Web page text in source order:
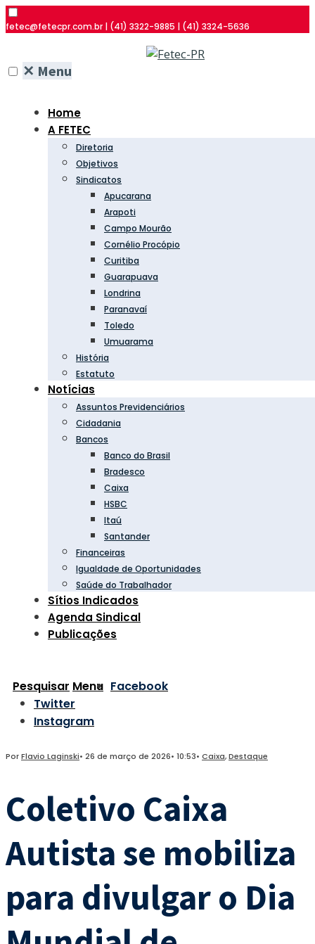
fetec@fetecpr.com.br | (41) 3322-9885 | (41) 3324-5636
✕ Menu
Home
A FETEC
Diretoria
Objetivos
Sindicatos
Apucarana
Arapoti
Campo Mourão
Cornélio Procópio
Curitiba
Guarapuava
Londrina
Paranavaí
Toledo
Umuarama
História
Estatuto
Notícias
Assuntos Previdenciários
Cidadania
Bancos
Banco do Brasil
Bradesco
Caixa
HSBC
Itaú
Santander
Financeiras
Igualdade de Oportunidades
Saúde do Trabalhador
Sítios Indicados
Agenda Sindical
Publicações
Pesquisar Menu Facebook
Twitter
Instagram
PorFlavio Laginski• 26 de março de 2026• 10:53• Caixa,Destaque
Coletivo Caixa
Autista se mobiliza
para divulgar o Dia